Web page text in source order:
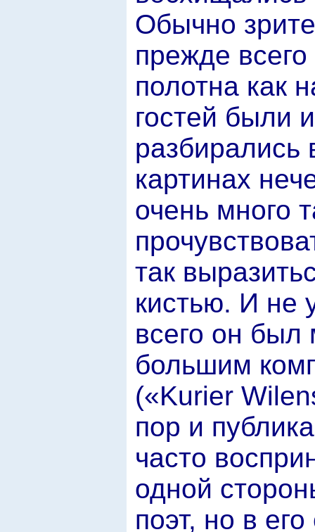
Обычно
прежде
полотна как
гостей были
разбирались
картинах
очень много
так
кистью. И не
всего он был
большим
(«Kurier
пор и
часто
одной
поэт, но в